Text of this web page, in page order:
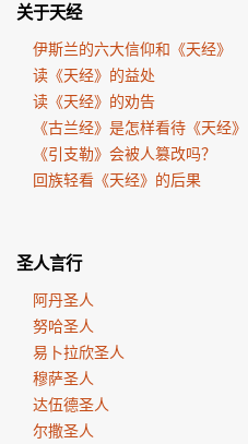
关于天经
伊斯兰的六大信仰和《天经》
读《天经》的益处
读《天经》的劝告
《古兰经》是怎样看待《天经》
《引支勒》会被人篡改吗？
回族轻看《天经》的后果
圣人言行
阿丹圣人
努哈圣人
易卜拉欣圣人
穆萨圣人
达伍德圣人
尔撒圣人